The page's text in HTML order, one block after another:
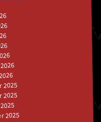
2025
2025
2025